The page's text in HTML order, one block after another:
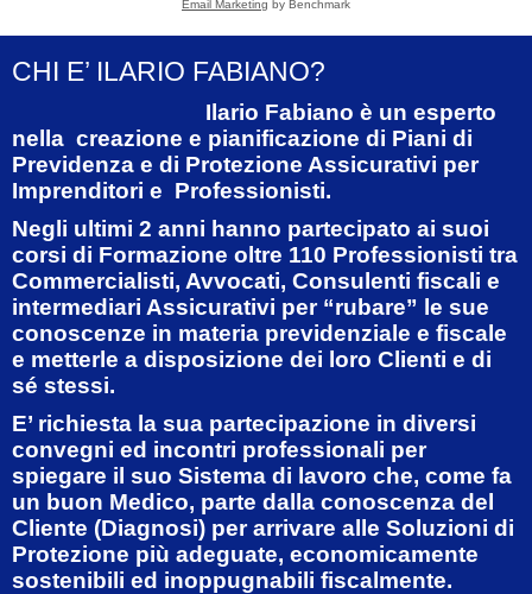
Email Marketing by Benchmark
CHI E’ ILARIO FABIANO?
Ilario Fabiano è un esperto
nella creazione e pianificazione di Piani di
Previdenza e di Protezione Assicurativi per
Imprenditori e Professionisti.
Negli ultimi 2 anni hanno partecipato ai suoi
corsi di Formazione oltre 110 Professionisti tra
Commercialisti, Avvocati, Consulenti fiscali e
intermediari Assicurativi per “rubare” le sue
conoscenze in materia previdenziale e fiscale
e metterle a disposizione dei loro Clienti e di
sé stessi.
E’ richiesta la sua partecipazione in diversi
convegni ed incontri professionali per
spiegare il suo Sistema di lavoro che, come fa
un buon Medico, parte dalla conoscenza del
Cliente (Diagnosi) per arrivare alle Soluzioni di
Protezione più adeguate, economicamente
sostenibili ed inoppugnabili fiscalmente.